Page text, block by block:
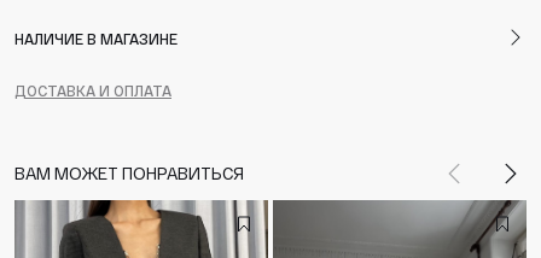
НАЛИЧИЕ В МАГАЗИНЕ
ДОСТАВКА И ОПЛАТА
ВАМ МОЖЕТ ПОНРАВИТЬСЯ Назад